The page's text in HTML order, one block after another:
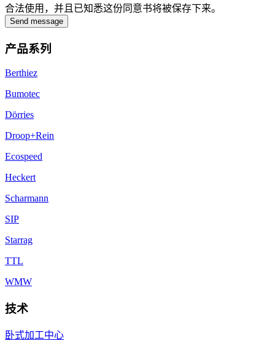
合法使用，并且已知悉这份同意书将被保存下来。
Send message
产品系列
Berthiez
Bumotec
Dörries
Droop+Rein
Ecospeed
Heckert
Scharmann
SIP
Starrag
TTL
WMW
技术
卧式加工中心